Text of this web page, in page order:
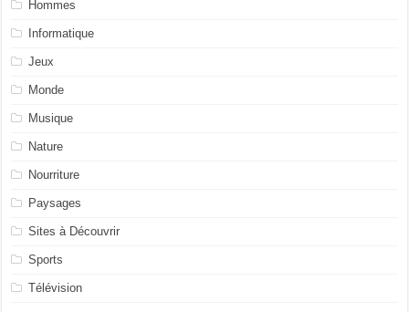
Hommes
Informatique
Jeux
Monde
Musique
Nature
Nourriture
Paysages
Sites à Découvrir
Sports
Télévision